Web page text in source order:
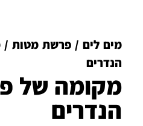
מים לים / פרשת מטות /
הנדרים
מקומה של
הנדרים